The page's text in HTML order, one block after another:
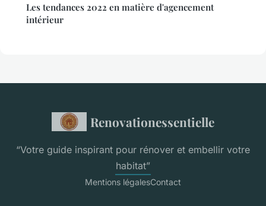
Les tendances 2022 en matière d'agencement
intérieur
Renovationessentielle
“Votre guide inspirant pour rénover et embellir votre
habitat”
Mentions légalesContact